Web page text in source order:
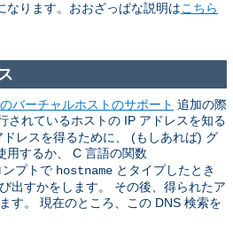
なります。おおざっぱな説明はこちら
バーチャルホストのサポート 追加の際
されているホストの IP アドレスを知る
レスを得るために、 (もしあれば) グ
用するか、 C 言語の関数
プトで hostname とタイプしたとき
出すかをします。 その後、得られたア
す。 現在のところ、この DNS 検索を